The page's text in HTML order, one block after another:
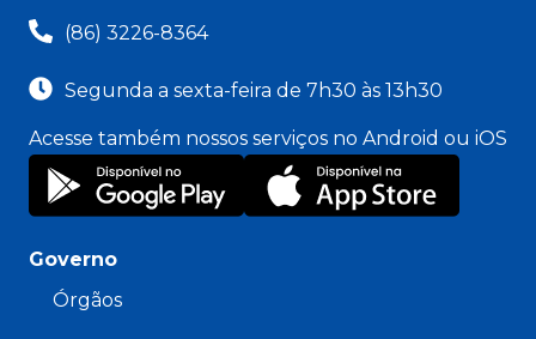
(86) 3226-8364
Segunda a sexta-feira de 7h30 às 13h30
Acesse também nossos serviços no Android ou iOS
Governo
Órgãos